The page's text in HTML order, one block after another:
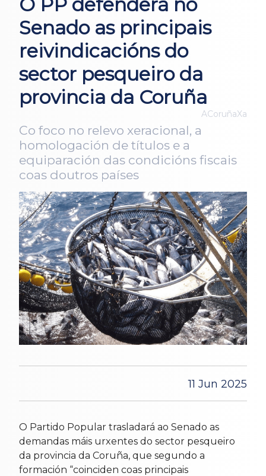
Senado as principais
reivindicacións do
sector pesqueiro da
provincia da Coruña
ACoruñaXa
Co foco no relevo xeracional, a
homologación de títulos e a
equiparación das condicións fiscais
coas doutros países
11 Jun 2025
O Partido Popular trasladará ao Senado as
demandas máis urxentes do sector pesqueiro
da provincia da Coruña, que segundo a
formación “coinciden coas principais